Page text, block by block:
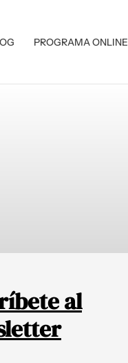
PROGRAMA ONLINE
al